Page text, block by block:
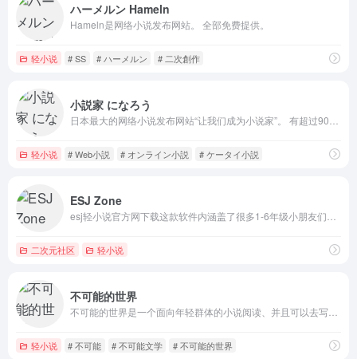
ハーメルン Hameln
Hameln是网络小说发布网站。 全部免费提供。
轻小说 # SS # ハーメルン # 二次創作
小説家 になろう
轻小说 # Web小説 # オンライン小説 # ケータイ小説
ESJ Zone
二次元社区 轻小说
不可能的世界
轻小说 # 不可能 # 不可能文学 # 不可能的世界